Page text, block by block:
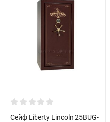
Сейф Liberty Lincoln 25BUG-